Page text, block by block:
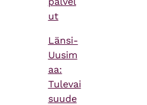
ut
Länsi-
Uusim
aa:
Tulevai
suude